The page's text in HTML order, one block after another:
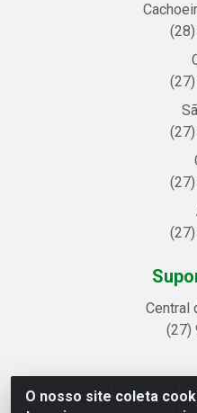
O nosso site coleta
Central
(27)
Linhavix Distribuidora